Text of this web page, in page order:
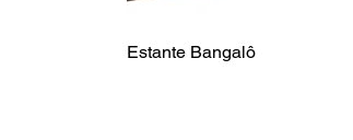
Estante Bangalô